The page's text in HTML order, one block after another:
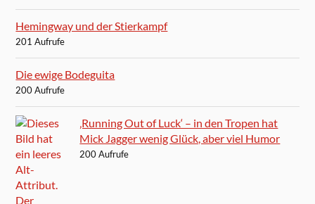
Hemingway und der Stierkampf
201 Aufrufe
Die ewige Bodeguita
200 Aufrufe
‚Running Out of Luck‘ – in den Tropen hat
Mick Jagger wenig Glück, aber viel Humor
200 Aufrufe